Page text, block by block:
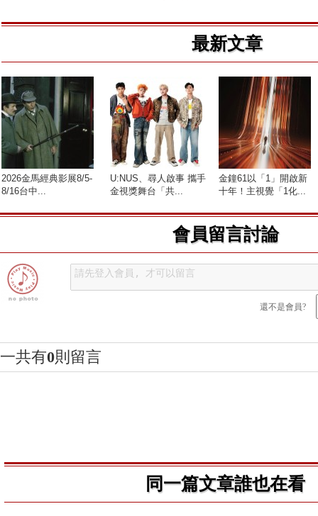
最新文章
2026金馬經典影展8/5-
8/16台中...
U:NUS、尋人啟事 攜手
金視獎舞台「共...
金鐘61以「1」開啟新
十年！主視覺「1化...
會員留言討論
還不是會員?
一共有0則留言
同一篇文章誰也在看